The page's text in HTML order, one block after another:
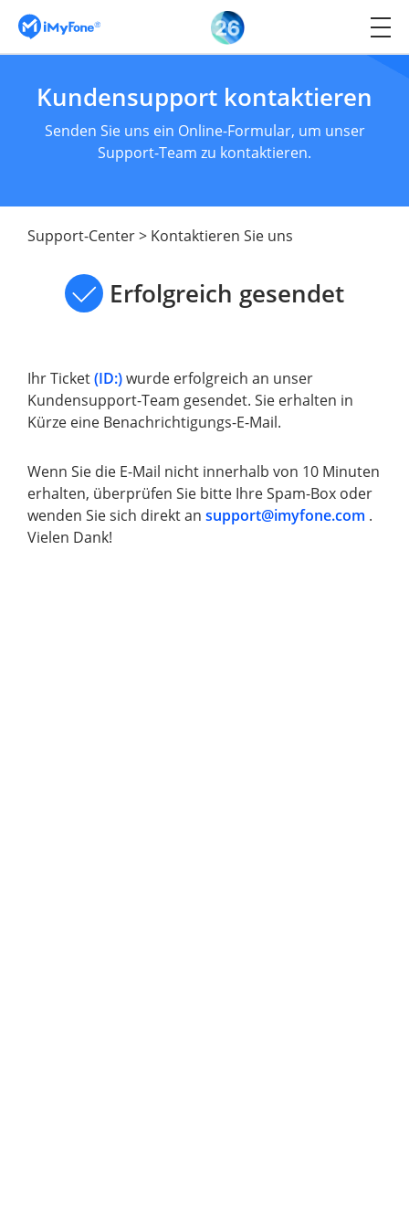
Kundensupport kontaktieren
Senden Sie uns ein Online-Formular, um unser
Support-Team zu kontaktieren.
Support-Center> Kontaktieren Sie uns
Erfolgreich gesendet
Ihr Ticket(ID:)wurde erfolgreich an unser
Kundensupport-Team gesendet. Sie erhalten in
Kürze eine Benachrichtigungs-E-Mail.
Wenn Sie die E-Mail nicht innerhalb von 10 Minuten
erhalten, überprüfen Sie bitte Ihre Spam-Box oder
wenden Sie sich direkt an support@imyfone.com .
Vielen Dank!